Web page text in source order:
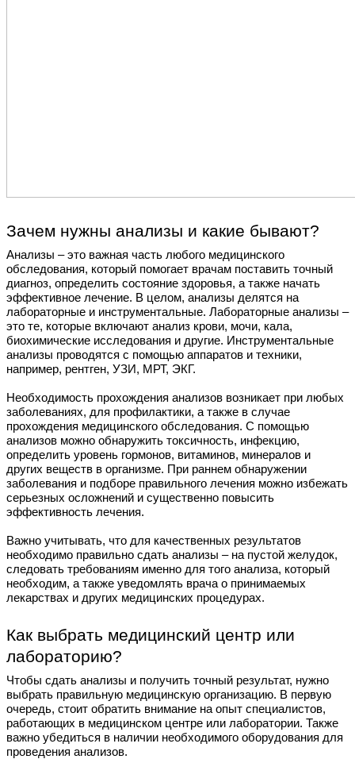
Зачем нужны анализы и какие бывают?
Анализы – это важная часть любого медицинского
обследования, который помогает врачам поставить точный
диагноз, определить состояние здоровья, а также начать
эффективное лечение. В целом, анализы делятся на
лабораторные и инструментальные. Лабораторные анализы –
это те, которые включают анализ крови, мочи, кала,
биохимические исследования и другие. Инструментальные
анализы проводятся с помощью аппаратов и техники,
например, рентген, УЗИ, МРТ, ЭКГ.
Необходимость прохождения анализов возникает при любых
заболеваниях, для профилактики, а также в случае
прохождения медицинского обследования. С помощью
анализов можно обнаружить токсичность, инфекцию,
определить уровень гормонов, витаминов, минералов и
других веществ в организме. При раннем обнаружении
заболевания и подборе правильного лечения можно избежать
серьезных осложнений и существенно повысить
эффективность лечения.
Важно учитывать, что для качественных результатов
необходимо правильно сдать анализы – на пустой желудок,
следовать требованиям именно для того анализа, который
необходим, а также уведомлять врача о принимаемых
лекарствах и других медицинских процедурах.
Как выбрать медицинский центр или
лабораторию?
Чтобы сдать анализы и получить точный результат, нужно
выбрать правильную медицинскую организацию. В первую
очередь, стоит обратить внимание на опыт специалистов,
работающих в медицинском центре или лаборатории. Также
важно убедиться в наличии необходимого оборудования для
проведения анализов.